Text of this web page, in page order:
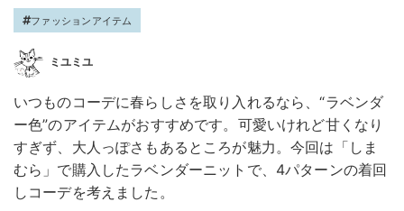
ファッションアイテム
ミユミユ
いつものコーデに春らしさを取り入れるなら、“ラベンダ
ー色”のアイテムがおすすめです。可愛いけれど甘くなり
すぎず、大人っぽさもあるところが魅力。今回は「しま
むら」で購入したラベンダーニットで、4パターンの着回
しコーデを考えました。